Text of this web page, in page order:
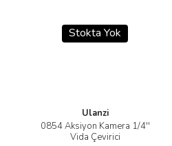
Stokta Yok
Ulanzi
0854 Aksiyon Kamera 1/4''
Vida Çevirici